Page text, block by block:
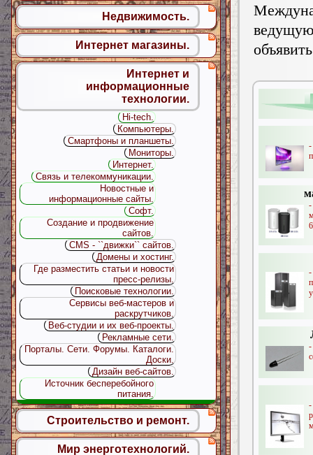
-
-
-
Недвижимость.
Интернет магазины.
Интернет и
информационные
технологии.
Hi-tech.
Компьютеры.
Смартфоны и планшеты.
Мониторы.
Интернет.
Связь и телекоммуникации.
Новостные и
информационные сайты.
Софт.
Создание и продвижение
сайтов.
CMS - ``движки`` сайтов.
Домены и хостинг.
Где разместить статьи и новости
пресс-релизы.
Поисковые технологии.
Сервисы веб-мастеров и
раскрутчиков.
Веб-студии и их веб-проекты.
Рекламные сети.
Порталы. Сети. Форумы. Каталоги.
Доски.
Дизайн веб-сайтов.
Источник бесперебойного
питания.
Строительство и ремонт.
Мир энерготехнологий.